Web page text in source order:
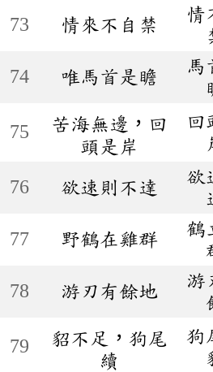
73
情來不自禁
情
74
唯馬首是瞻
馬
75
苦海無邊，回
頭是岸
回
76 欲速則不達
欲
77
野鶴在雞群
鶴
78
游刃有餘地
游
79
貂不足，狗尾
續
狗